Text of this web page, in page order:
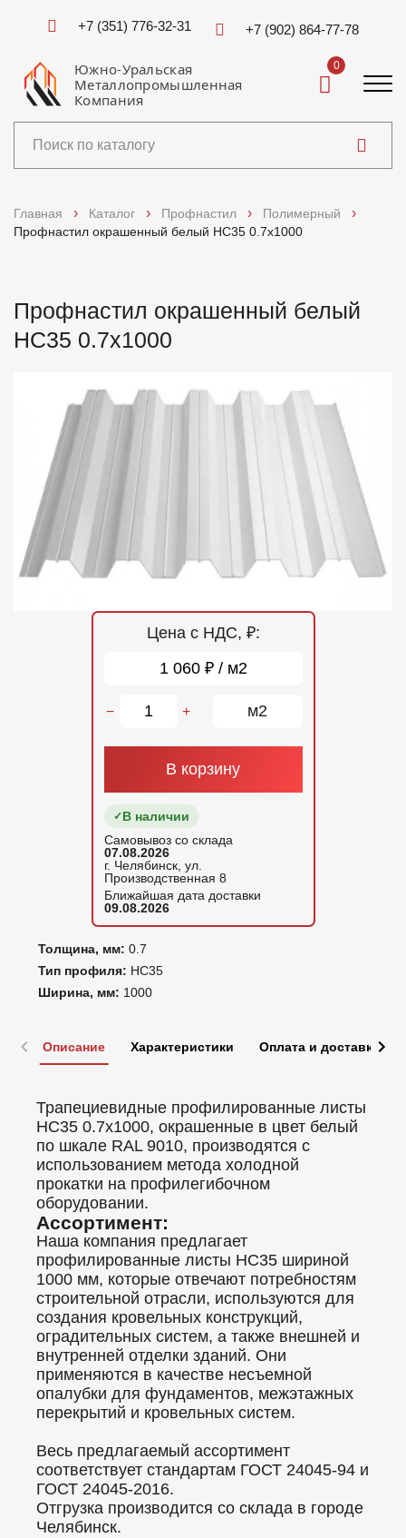
+7 (351) 776-32-31 +7 (902) 864-77-78
Южно-Уральская
Металлопромышленная
Компания
0
Доставка и оплата
Отзывы
Контакты
Главная Каталог Профнастил
Полимерный
Профнастил окрашенный белый НС35 0.7x1000
Профнастил окрашенный белый
НС35 0.7x1000
Толщина, мм: 0.7
Тип профиля: НС35
Ширина, мм: 1000
Цена с НДС, ₽:
1 060 ₽ / м2
− + м2
В корзину
В наличии
Самовывоз со склада
07.08.2026
г. Челябинск, ул.
Производственная 8
Ближайшая дата доставки
09.08.2026
Описание Характеристики Оплата и доставка
Трапециевидные профилированные листы
НС35 0.7x1000, окрашенные в цвет белый
по шкале RAL 9010, производятся с
использованием метода холодной
прокатки на профилегибочном
оборудовании.
Ассортимент:
Наша компания предлагает
профилированные листы НС35 шириной
1000 мм, которые отвечают потребностям
строительной отрасли, используются для
создания кровельных конструкций,
оградительных систем, а также внешней и
внутренней отделки зданий. Они
применяются в качестве несъемной
опалубки для фундаментов, межэтажных
перекрытий и кровельных систем.
Весь предлагаемый ассортимент
соответствует стандартам ГОСТ 24045-94 и
ГОСТ 24045-2016.
Отгрузка производится со склада в городе
Челябинск.